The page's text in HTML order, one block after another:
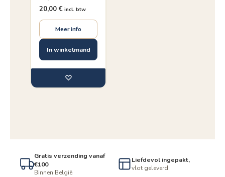
20,00 € incl. btw
Meer info
In winkelmand
♡
Gratis verzending vanaf
€100
Binnen België
Liefdevol ingepakt,
vlot geleverd